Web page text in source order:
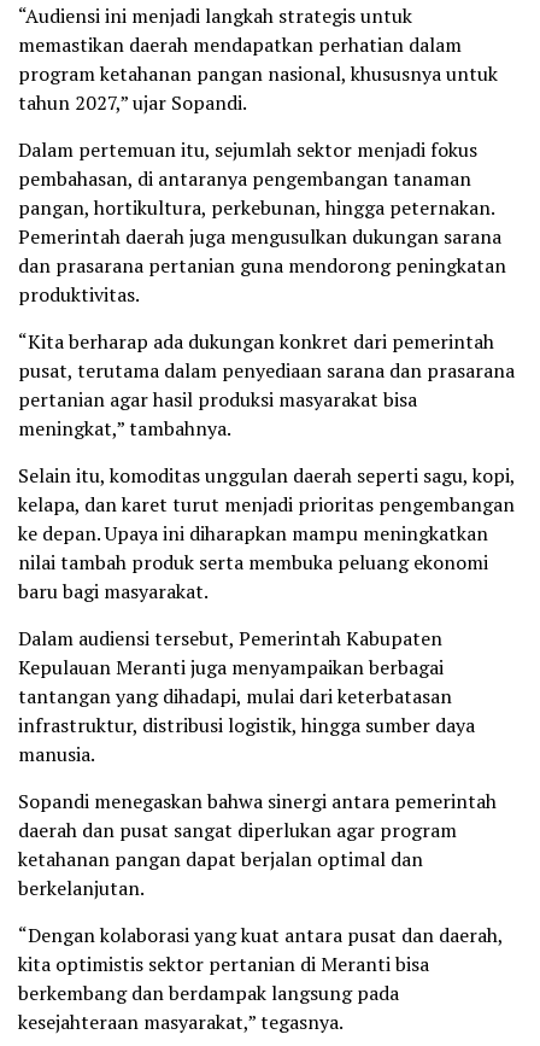
“Audiensi ini menjadi langkah strategis untuk
memastikan daerah mendapatkan perhatian dalam
program ketahanan pangan nasional, khususnya untuk
tahun 2027,” ujar Sopandi.
Dalam pertemuan itu, sejumlah sektor menjadi fokus
pembahasan, di antaranya pengembangan tanaman
pangan, hortikultura, perkebunan, hingga peternakan.
Pemerintah daerah juga mengusulkan dukungan sarana
dan prasarana pertanian guna mendorong peningkatan
produktivitas.
“Kita berharap ada dukungan konkret dari pemerintah
pusat, terutama dalam penyediaan sarana dan prasarana
pertanian agar hasil produksi masyarakat bisa
meningkat,” tambahnya.
Selain itu, komoditas unggulan daerah seperti sagu, kopi,
kelapa, dan karet turut menjadi prioritas pengembangan
ke depan. Upaya ini diharapkan mampu meningkatkan
nilai tambah produk serta membuka peluang ekonomi
baru bagi masyarakat.
Dalam audiensi tersebut, Pemerintah Kabupaten
Kepulauan Meranti juga menyampaikan berbagai
tantangan yang dihadapi, mulai dari keterbatasan
infrastruktur, distribusi logistik, hingga sumber daya
manusia.
Sopandi menegaskan bahwa sinergi antara pemerintah
daerah dan pusat sangat diperlukan agar program
ketahanan pangan dapat berjalan optimal dan
berkelanjutan.
“Dengan kolaborasi yang kuat antara pusat dan daerah,
kita optimistis sektor pertanian di Meranti bisa
berkembang dan berdampak langsung pada
kesejahteraan masyarakat,” tegasnya.